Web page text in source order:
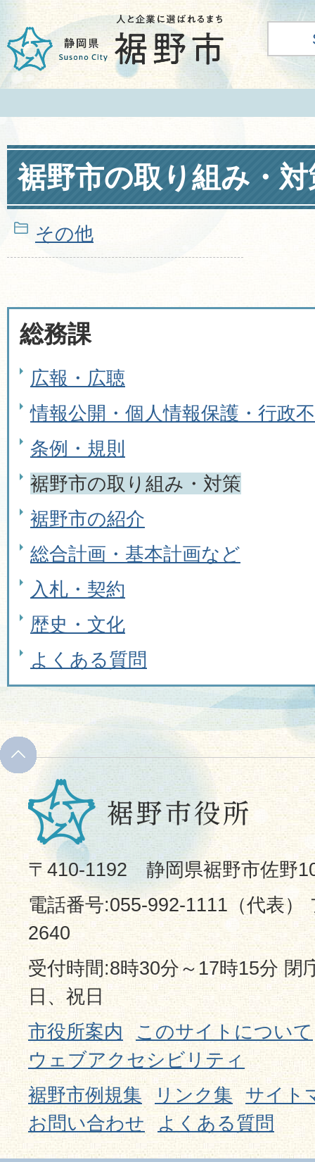
裾野市の取り組み・対
その他
総務課
広報・広聴
情報公開・個人情報保護・行政
条例・規則
裾野市の取り組み・対策
裾野市の紹介
総合計画・基本計画など
入札・契約
歴史・文化
よくある質問
〒410-1192 静岡県裾野市佐野
電話番号:055-992-1111（代表）
2640
受付時間:8時30分～17時15分 閉
日、祝日
市役所案内
このサイトについて
ウェブアクセシビリティ
裾野市例規集
リンク集
サイト
お問い合わせ
よくある質問